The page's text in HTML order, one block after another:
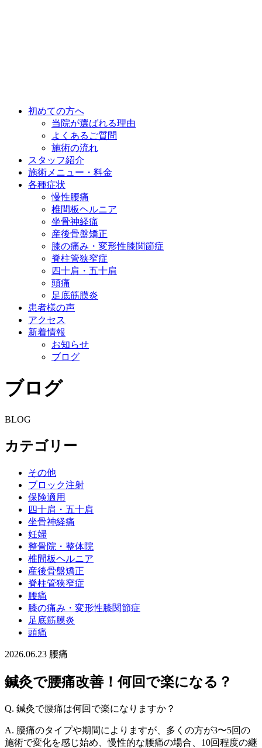
初めての方へ
当院が選ばれる理由
よくあるご質問
施術の流れ
スタッフ紹介
施術メニュー・料金
各種症状
慢性腰痛
椎間板ヘルニア
坐骨神経痛
産後骨盤矯正
膝の痛み・変形性膝関節症
脊柱管狭窄症
四十肩・五十肩
頭痛
足底筋膜炎
患者様の声
アクセス
新着情報
お知らせ
ブログ
ブログ
BLOG
カテゴリー
その他
ブロック注射
保険適用
四十肩・五十肩
坐骨神経痛
妊婦
整骨院・整体院
椎間板ヘルニア
産後骨盤矯正
脊柱管狭窄症
腰痛
膝の痛み・変形性膝関節症
足底筋膜炎
頭痛
2026.06.23 腰痛
鍼灸で腰痛改善！何回で楽になる？
Q. 鍼灸で腰痛は何回で楽になりますか？
A. 腰痛のタイプや期間によりますが、多くの方が3〜5回の
施術で変化を感じ始め、慢性的な腰痛の場合、10回程度の継